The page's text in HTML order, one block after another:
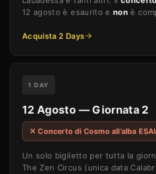
12 agosto è esaurito enon è
Acquista 2 Days
1 DAY
12 Agosto — Giornata 2
✕ Concerto di Cosmo all’alba
Un solo biglietto per tutta la
The Zen Circus (unica data